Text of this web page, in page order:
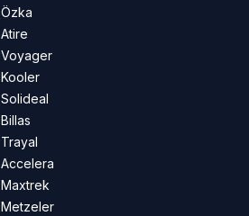
Özka
Atire
Voyager
Kooler
Solideal
Billas
Trayal
Accelera
Maxtrek
Metzeler